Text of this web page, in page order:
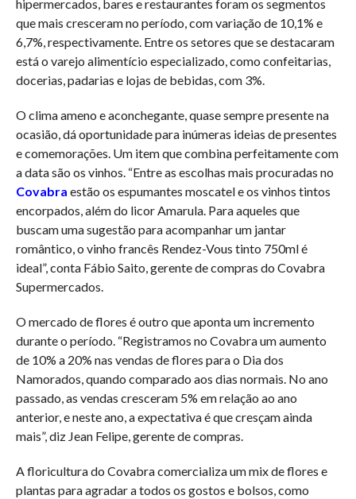
hipermercados, bares e restaurantes foram os segmentos
que mais cresceram no período, com variação de 10,1% e
6,7%, respectivamente. Entre os setores que se destacaram
está o varejo alimentício especializado, como confeitarias,
docerias, padarias e lojas de bebidas, com 3%.
O clima ameno e aconchegante, quase sempre presente na
ocasião, dá oportunidade para inúmeras ideias de presentes
e comemorações. Um item que combina perfeitamente com
a data são os vinhos. “Entre as escolhas mais procuradas no
Covabra estão os espumantes moscatel e os vinhos tintos
encorpados, além do licor Amarula. Para aqueles que
buscam uma sugestão para acompanhar um jantar
romântico, o vinho francês Rendez-Vous tinto 750ml é
ideal”, conta Fábio Saito, gerente de compras do Covabra
Supermercados.
O mercado de flores é outro que aponta um incremento
durante o período. “Registramos no Covabra um aumento
de 10% a 20% nas vendas de flores para o Dia dos
Namorados, quando comparado aos dias normais. No ano
passado, as vendas cresceram 5% em relação ao ano
anterior, e neste ano, a expectativa é que cresçam ainda
mais”, diz Jean Felipe, gerente de compras.
A floricultura do Covabra comercializa um mix de flores e
plantas para agradar a todos os gostos e bolsos, como